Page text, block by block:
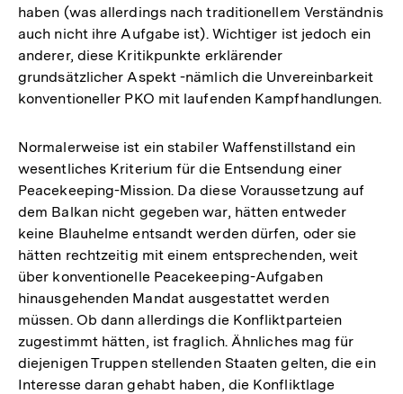
haben (was allerdings nach traditionellem Verständnis
auch nicht ihre Aufgabe ist). Wichtiger ist jedoch ein
anderer, diese Kritikpunkte erklärender
grundsätzlicher Aspekt -nämlich die Unvereinbarkeit
konventioneller PKO mit laufenden Kampfhandlungen.
Normalerweise ist ein stabiler Waffenstillstand ein
wesentliches Kriterium für die Entsendung einer
Peacekeeping-Mission. Da diese Voraussetzung auf
dem Balkan nicht gegeben war, hätten entweder
keine Blauhelme entsandt werden dürfen, oder sie
hätten rechtzeitig mit einem entsprechenden, weit
über konventionelle Peacekeeping-Aufgaben
hinausgehenden Mandat ausgestattet werden
müssen. Ob dann allerdings die Konfliktparteien
zugestimmt hätten, ist fraglich. Ähnliches mag für
diejenigen Truppen stellenden Staaten gelten, die ein
Interesse daran gehabt haben, die Konfliktlage